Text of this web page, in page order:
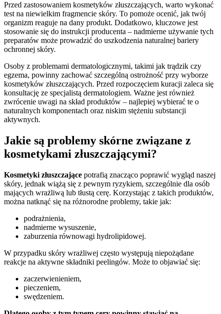
Przed zastosowaniem kosmetyków złuszczających, warto wykonać
test na niewielkim fragmencie skóry. To pomoże ocenić, jak twój
organizm reaguje na dany produkt. Dodatkowo, kluczowe jest
stosowanie się do instrukcji producenta – nadmierne używanie tych
preparatów może prowadzić do uszkodzenia naturalnej bariery
ochronnej skóry.
Osoby z problemami dermatologicznymi, takimi jak trądzik czy
egzema, powinny zachować szczególną ostrożność przy wyborze
kosmetyków złuszczających. Przed rozpoczęciem kuracji zaleca się
konsultację ze specjalistą dermatologiem. Ważne jest również
zwrócenie uwagi na skład produktów – najlepiej wybierać te o
naturalnych komponentach oraz niskim stężeniu substancji
aktywnych.
Jakie są problemy skórne związane z
kosmetykami złuszczającymi?
Kosmetyki złuszczające potrafią znacząco poprawić wygląd naszej
skóry, jednak wiążą się z pewnym ryzykiem, szczególnie dla osób
mających wrażliwą lub tłustą cerę. Korzystając z takich produktów,
można natknąć się na różnorodne problemy, takie jak:
podrażnienia,
nadmierne wysuszenie,
zaburzenia równowagi hydrolipidowej.
W przypadku skóry wrażliwej często występują niepożądane
reakcje na aktywne składniki peelingów. Może to objawiać się:
zaczerwienieniem,
pieczeniem,
swędzeniem.